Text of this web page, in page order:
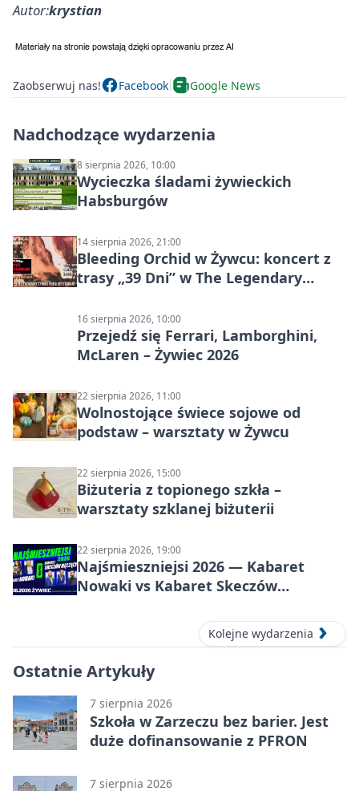
Autor:krystian
Zaobserwuj nas! Facebook Google News
Nadchodzące wydarzenia
8 sierpnia 2026, 10:00
Wycieczka śladami żywieckich
Habsburgów
14 sierpnia 2026, 21:00
Bleeding Orchid w Żywcu: koncert z
trasy „39 Dni” w The Legendary
16 sierpnia 2026, 10:00
Przejedź się Ferrari, Lamborghini,
McLaren – Żywiec 2026
22 sierpnia 2026, 11:00
Wolnostojące świece sojowe od
podstaw – warsztaty w Żywcu
22 sierpnia 2026, 15:00
Biżuteria z topionego szkła –
warsztaty szklanej biżuterii
22 sierpnia 2026, 19:00
Najśmieszniejsi 2026 — Kabaret
Nowaki vs Kabaret Skeczów
Kolejne wydarzenia
Ostatnie Artykuły
7 sierpnia 2026
Szkoła w Zarzeczu bez barier. Jest
duże dofinansowanie z PFRON
7 sierpnia 2026